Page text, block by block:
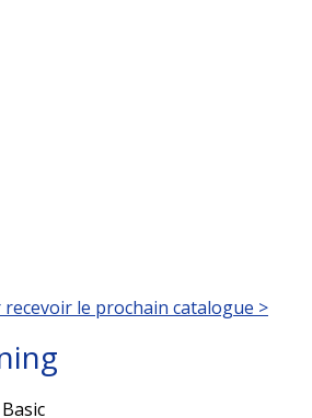
le prochain catalogue >